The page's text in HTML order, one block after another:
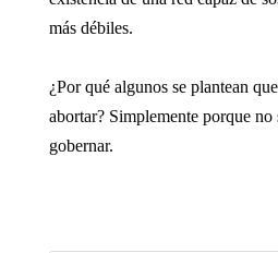
más débiles.
¿Por qué algunos se plantean
abortar? Simplemente porque no
gobernar.